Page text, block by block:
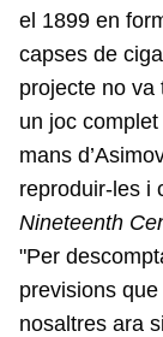
el 1899 en
capses de
projecte no va
un joc
mans
reproduir-les i
Nineteenth
"Per
previsions
nosaltres ara